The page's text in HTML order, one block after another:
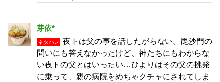
芽依*
ネタバレ
夜トは父の事を話したがらない。毘沙門の
問いにも答えなかったけど、神たちにもわからな
い夜トの父とはいったい…ひよりはその父の挑発
に乗って、親の病院をめちゃクチャにされてしま